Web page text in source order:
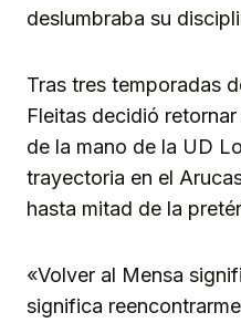
deslumbraba su
Tras tres temporadas
Fleitas decidió
de la mano de la UD
trayectoria en el
hasta mitad de la
«Volver al Mensa
significa